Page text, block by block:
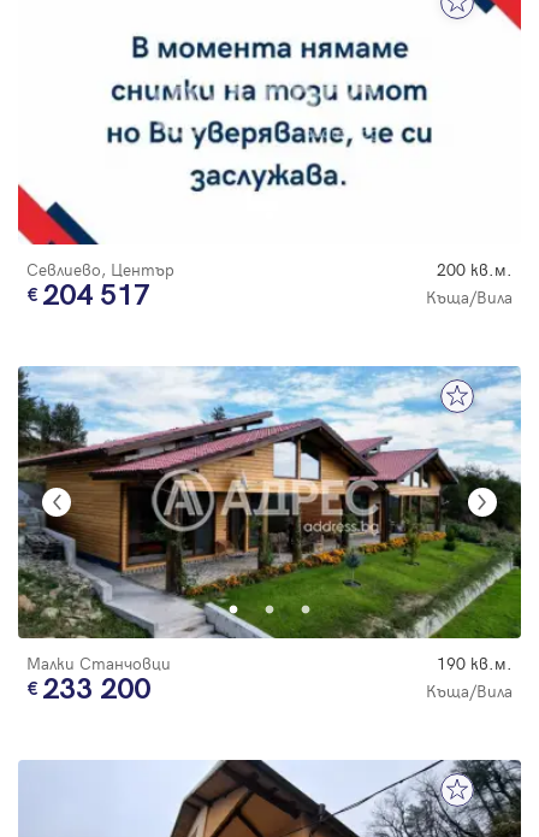
Севлиево, Център 200 кв.м.
204 517 Къща/Вила
Малки Станчовци 190 кв.м.
233 200 Къща/Вила